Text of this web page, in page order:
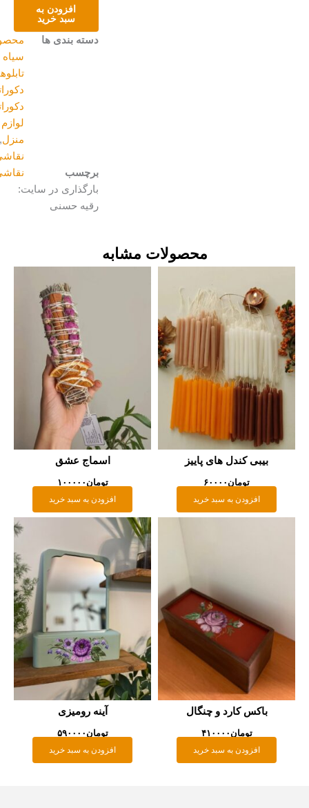
افزودن به
سبد خرید
دسته بندی ها
محصولات
سیاه قلم
تابلوهای
دکوراتیو,
دکوراتیو و
لوازم
منزل,
نقاشی
برچسب
نقاشی
بارگذاری در سایت:
رقیه حسنی
محصولات مشابه
بیبی کندل های پاییز
تومان۶۰۰۰۰
افزودن به سبد خرید
اسماج عشق
تومان۱۰۰۰۰۰
افزودن به سبد خرید
باکس کارد و چنگال
تومان۴۱۰۰۰۰
افزودن به سبد خرید
آینه رومیزی
تومان۵۹۰۰۰۰
افزودن به سبد خرید